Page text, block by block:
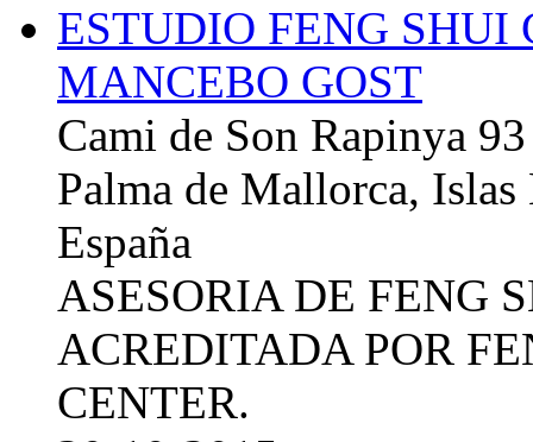
ESTUDIO FENG
MANCEBO GOST
Cami de Son Rapinya 93
Palma de Mallorca, Islas
España
ASESORIA DE FENG
ACREDITADA POR
CENTER.